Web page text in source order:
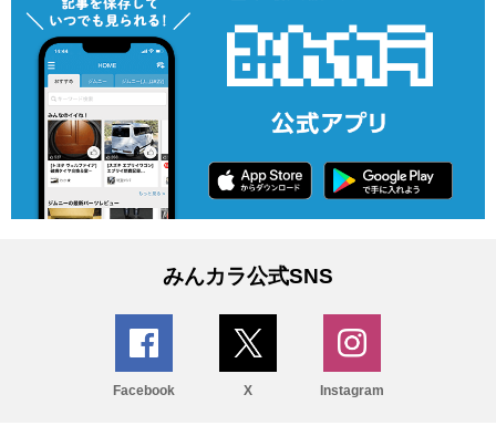
みんカラ公式SNS
Facebook X Instagram